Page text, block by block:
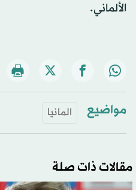
الألماني.
مواضيع المانيا
مقالات ذات صلة